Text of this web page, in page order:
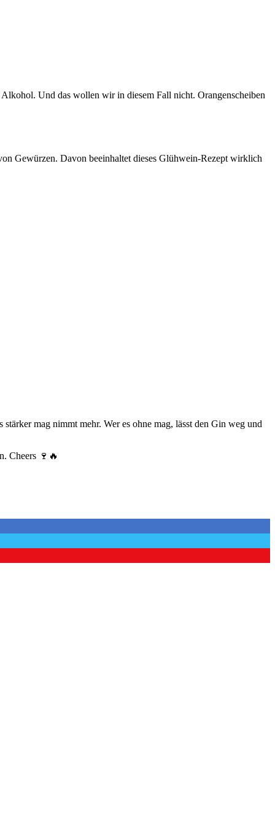
Und das wollen wir in diesem Fall nicht. Orangenscheiben
Gewürzen. Davon beeinhaltet dieses Glühwein-Rezept wirklich
mag nimmt mehr. Wer es ohne mag, lässt den Gin weg und
Cheers 🍷🔥